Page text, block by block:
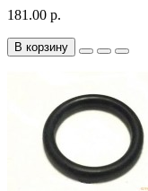
181.00 р.
В корзину